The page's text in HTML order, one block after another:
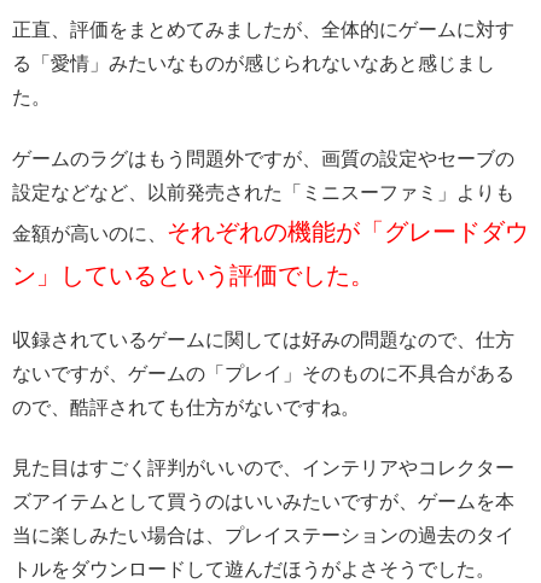
正直、評価をまとめてみましたが、全体的にゲームに対す
る「愛情」みたいなものが感じられないなあと感じまし
た。
ゲームのラグはもう問題外ですが、画質の設定やセーブの
設定などなど、以前発売された「ミニスーファミ」よりも
金額が高いのに、 それぞれの機能が「グレードダウ
ン」しているという評価でした。
収録されているゲームに関しては好みの問題なので、仕方
ないですが、ゲームの「プレイ」そのものに不具合がある
ので、酷評されても仕方がないですね。
見た目はすごく評判がいいので、インテリアやコレクター
ズアイテムとして買うのはいいみたいですが、ゲームを本
当に楽しみたい場合は、プレイステーションの過去のタイ
トルをダウンロードして遊んだほうがよさそうでした。